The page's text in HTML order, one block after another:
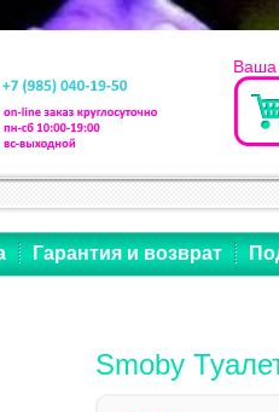
Ваша
Гарантия и возврат
Smoby